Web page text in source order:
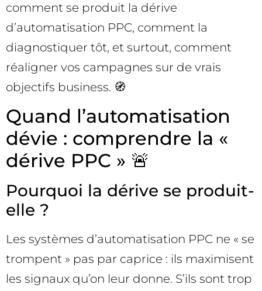
comment se produit la dérive
d’automatisation PPC, comment la
diagnostiquer tôt, et surtout, comment
réaligner vos campagnes sur de vrais
objectifs business. 🧭
Quand l’automatisation
dévie : comprendre la «
dérive PPC » 🚨
Pourquoi la dérive se produit-
elle ?
Les systèmes d’automatisation PPC ne « se
trompent » pas par caprice : ils maximisent
les signaux qu’on leur donne. S’ils sont trop